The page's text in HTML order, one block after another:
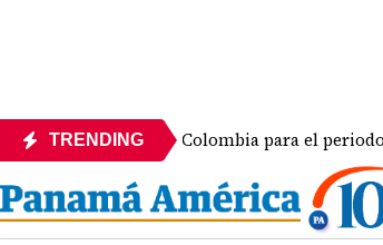
TRENDING
de Colombia para el periodo 2026-2030